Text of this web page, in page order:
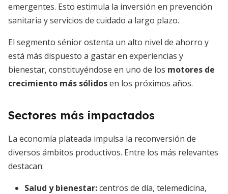
emergentes. Esto estimula la inversión en prevención
sanitaria y servicios de cuidado a largo plazo.
El segmento sénior ostenta un alto nivel de ahorro y
está más dispuesto a gastar en experiencias y
bienestar, constituyéndose en uno de los motores de
crecimiento más sólidosen los próximos años.
Sectores más impactados
La economía plateada impulsa la reconversión de
diversos ámbitos productivos. Entre los más relevantes
destacan:
Salud y bienestar:centros de día, telemedicina,